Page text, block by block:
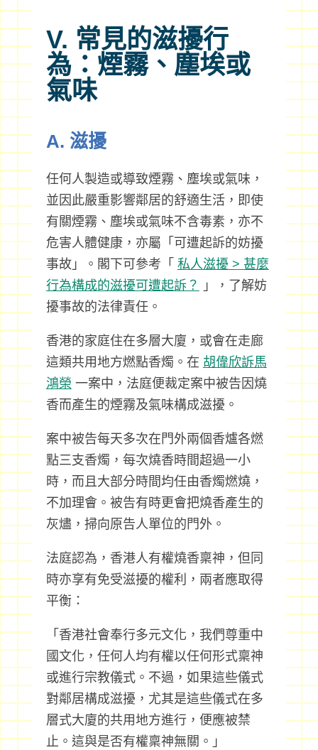
V. 常見的滋擾行
為：煙霧、塵埃或
氣味
A. 滋擾
任何人製造或導致煙霧、塵埃或氣味，
並因此嚴重影響鄰居的舒適生活，即使
有關煙霧、塵埃或氣味不含毒素，亦不
危害人體健康，亦屬「可遭起訴的妨擾
事故」。閣下可參考「 私人滋擾 > 甚麼
行為構成的滋擾可遭起訴？
」，了解妨
擾事故的法律責任。
香港的家庭住在多層大廈，或會在走廊
這類共用地方燃點香燭。在 胡偉欣訴馬
鴻榮 一案中，法庭便裁定案中被告因燒
香而產生的煙霧及氣味構成滋擾。
案中被告每天多次在門外兩個香爐各燃
點三支香燭，每次燒香時間超過一小
時，而且大部分時間均任由香燭燃燒，
不加理會。被告有時更會把燒香產生的
灰燼，掃向原告人單位的門外。
法庭認為，香港人有權燒香稟神，但同
時亦享有免受滋擾的權利，兩者應取得
平衡：
「香港社會奉行多元文化，我們尊重中
國文化，任何人均有權以任何形式稟神
或進行宗教儀式。不過，如果這些儀式
對鄰居構成滋擾，尤其是這些儀式在多
層式大廈的共用地方進行，便應被禁
止。這與是否有權稟神無關。」